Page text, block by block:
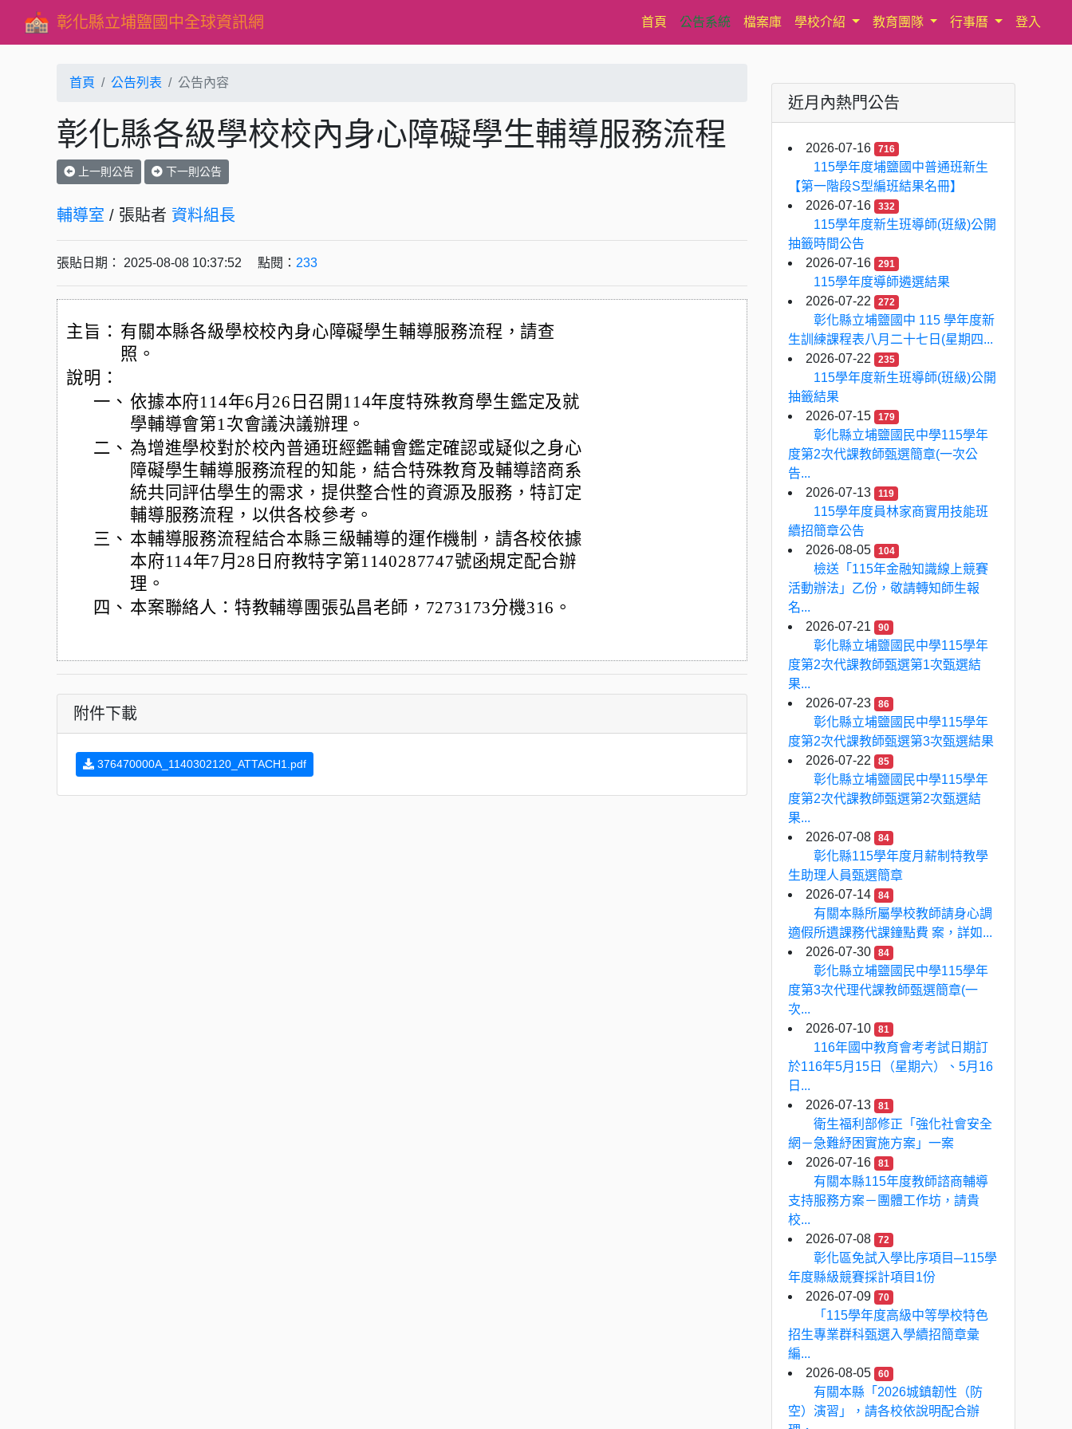
彰化縣立埔鹽國中全球資訊網 首頁(current)
公告系統 檔案庫 學校介紹 教育團隊 行事曆 登入
首頁 公告列表 公告內容
彰化縣各級學校校內身心障礙學生輔導服務流程
上一則公告 下一則公告
輔導室 / 張貼者 資料組長
張貼日期： 2025-08-08 10:37:52 點閱： 233
主旨： 有關本縣各級學校校內身心障礙學生輔導服務流程，請查
照。
說明：
一、 依據本府114年6月26日召開114年度特殊教育學生鑑定及就
學輔導會第1次會議決議辦理。
二、 為增進學校對於校內普通班經鑑輔會鑑定確認或疑似之身心
障礙學生輔導服務流程的知能，結合特殊教育及輔導諮商系
統共同評估學生的需求，提供整合性的資源及服務，特訂定
輔導服務流程，以供各校參考。
三、 本輔導服務流程結合本縣三級輔導的運作機制，請各校依據
本府114年7月28日府教特字第1140287747號函規定配合辦
理。
四、 本案聯絡人：特教輔導團張弘昌老師，7273173分機316。
附件下載
376470000A_1140302120_ATTACH1.pdf
近月內熱門公告
2026-07-16 716
115學年度埔鹽國中普通班新生
【第一階段S型編班結果名冊】
2026-07-16
332
115學年度新生班導師(班級)公開
抽籤時間公告
2026-07-16
291
115學年度導師遴選結果
2026-07-22
272
彰化縣立埔鹽國中 115 學年度新
生訓練課程表八月二十七日(星期四...
2026-07-22
235
115學年度新生班導師(班級)公開
抽籤結果
2026-07-15
179
彰化縣立埔鹽國民中學115學年
度第2次代課教師甄選簡章(一次公
告...
2026-07-13
119
115學年度員林家商實用技能班
續招簡章公告
2026-08-05
104
檢送「115年金融知識線上競賽
活動辦法」乙份，敬請轉知師生報
名...
2026-07-21
90
彰化縣立埔鹽國民中學115學年
度第2次代課教師甄選第1次甄選結
果...
2026-07-23
86
彰化縣立埔鹽國民中學115學年
度第2次代課教師甄選第3次甄選結果
2026-07-22
85
彰化縣立埔鹽國民中學115學年
度第2次代課教師甄選第2次甄選結
果...
2026-07-08
84
彰化縣115學年度月薪制特教學
生助理人員甄選簡章
2026-07-14
84
有關本縣所屬學校教師請身心調
適假所遺課務代課鐘點費 案，詳如...
2026-07-30
84
彰化縣立埔鹽國民中學115學年
度第3次代理代課教師甄選簡章(一
次...
2026-07-10
81
116年國中教育會考考試日期訂
於116年5月15日（星期六）、5月16
日...
2026-07-13
81
衛生福利部修正「強化社會安全
網－急難紓困實施方案」一案
2026-07-16
81
有關本縣115年度教師諮商輔導
支持服務方案－團體工作坊，請貴
校...
2026-07-08
72
彰化區免試入學比序項目─115學
年度縣級競賽採計項目1份
2026-07-09
70
「115學年度高級中等學校特色
招生專業群科甄選入學續招簡章彙
編...
2026-08-05
60
有關本縣「2026城鎮韌性（防
空）演習」，請各校依說明配合辦